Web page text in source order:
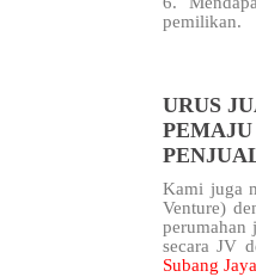
pemilikan.
URUS
Kami juga
Venture)
perumahan
secara JV
Subang